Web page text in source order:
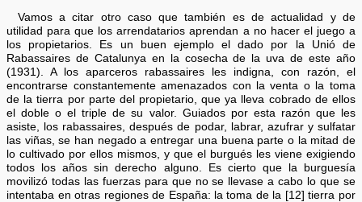
Vamos a citar otro caso que también es de actualidad y de
utilidad para que los arrendatarios aprendan a no hacer el juego a
los propietarios. Es un buen ejemplo el dado por la Unió de
Rabassaires de Catalunya en la cosecha de la uva de este año
(1931). A los aparceros rabassaires les indigna, con razón, el
encontrarse constantemente amenazados con la venta o la toma
de la tierra por parte del propietario, que ya lleva cobrado de ellos
el doble o el triple de su valor. Guiados por esta razón que les
asiste, los rabassaires, después de podar, labrar, azufrar y sulfatar
las viñas, se han negado a entregar una buena parte o la mitad de
lo cultivado por ellos mismos, y que el burgués les viene exigiendo
todos los años sin derecho alguno. Es cierto que la burguesía
movilizó todas las fuerzas para que no se llevase a cabo lo que se
intentaba en otras regiones de España: la toma de la [12] tierra por